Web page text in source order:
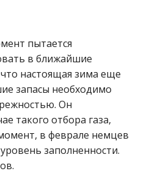
пытается
в ближайшие
настоящая зима еще
запасы необходимо
Он
такого отбора газа,
в феврале немцев
заполненности.